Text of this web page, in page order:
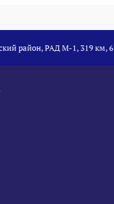
район, РАД М-1, 319 км, 6